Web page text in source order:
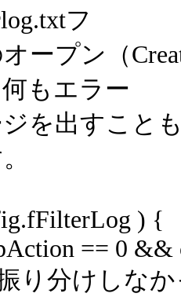
フ
ープン（
もエラー
を出すこと
) {
== 0 &&
けしなかっ